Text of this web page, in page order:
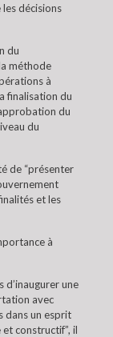
décisions
du
méthode
à
finalisation du
du
du
de “présenter
et les
à
une
avec
dans un esprit
constructif”, il